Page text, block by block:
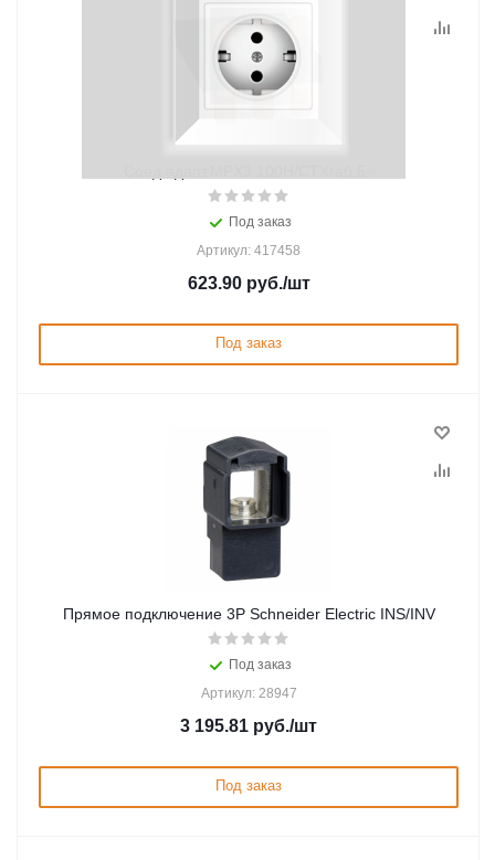
Под заказ
Артикул: 417458
623.90руб./шт
Под заказ
Прямое подключение 3P Schneider Electric INS/INV
Под заказ
Артикул: 28947
3 195.81 руб./шт
Под заказ